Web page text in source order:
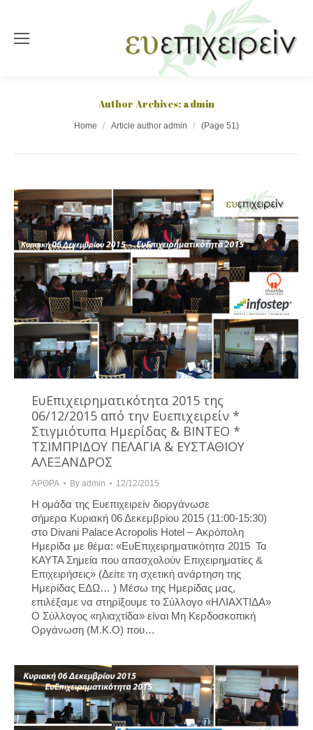
Author Archives: admin
Home Article author admin (Page 51)
ΕυΕπιχειρηματικότητα 2015 της
06/12/2015 από την Ευεπιχειρείν *
Στιγμιότυπα Ημερίδας & ΒΙΝΤΕΟ *
ΤΣΙΜΠΡΙΔΟΥ ΠΕΛΑΓΙΑ & ΕΥΣΤΑΘΙΟΥ
ΑΛΕΞΑΝΔΡΟΣ
ΆΡΘΡΑ By admin 12/12/2015
Η ομάδα της Ευεπιχειρείν διοργάνωσε
σήμερα Κυριακή 06 Δεκεμβρίου 2015 (11:00-15:30)
στο Divani Palace Acropolis Hotel – Ακρόπολη
Ημερίδα με θέμα: «ΕυΕπιχειρηματικότητα 2015 Τα
ΚΑΥΤΑ Σημεία που απασχολούν Επιχειρηματίες &
Επιχειρήσεις» (Δείτε τη σχετική ανάρτηση της
Ημερίδας ΕΔΩ… ) Μέσω της Ημερίδας μας,
επιλέξαμε να στηρίξουμε το Σύλλογο «ΗΛΙΑΧΤΙΔΑ»
Ο Σύλλογος «ηλιαχτίδα» είναι Μη Κερδοσκοπική
Οργάνωση (Μ.Κ.Ο) που…